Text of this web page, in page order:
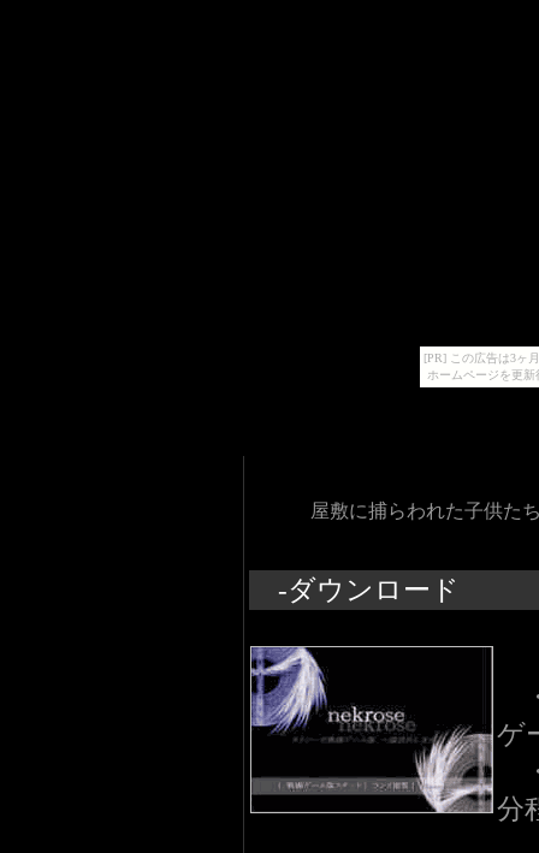
[PR] この広告は3ヶ
ホームページを更
屋敷に捕らわれた子供た
-ダウンロード
ゲ
分